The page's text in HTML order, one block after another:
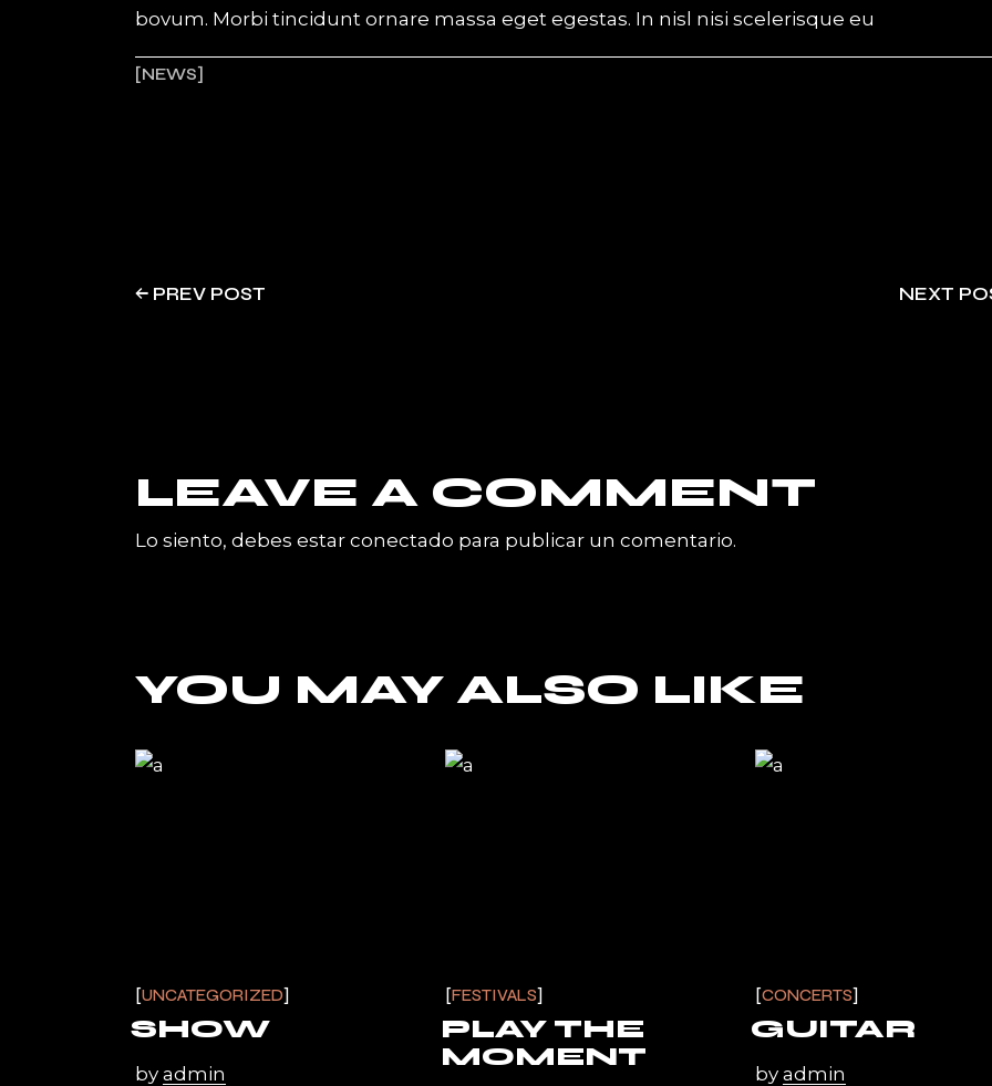
bovum. Morbi tincidunt ornare massa eget egestas. In nisl nisi scelerisque eu
NEWS
PREV POST NEXT
LEAVE A COMMENT
Lo siento, debes estar conectado para publicar un comentario.
YOU MAY ALSO LIKE
UNCATEGORIZED
SHOW
by admin
FESTIVALS
PLAY THE
MOMENT
CONCERTS
GUITAR
by admin